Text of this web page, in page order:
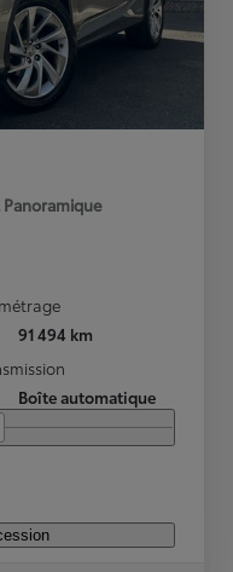
91 494 km
Boîte automatique